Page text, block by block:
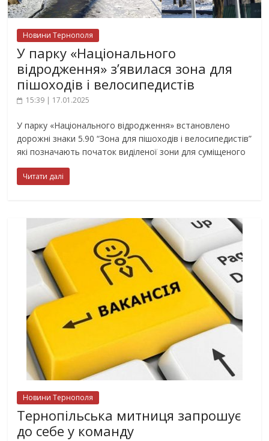
Новини Тернополя
У парку «Національного
відродження» з’явилася зона для
пішоходів і велосипедистів
15:39 | 17.01.2025
У парку «Національного відродження» встановлено
дорожні знаки 5.90 “Зона для пішоходів і велосипедистів”
які позначають початок виділеної зони для суміщеного
Читати далі
Новини Тернополя
Тернопільська митниця запрошує
до себе у команду